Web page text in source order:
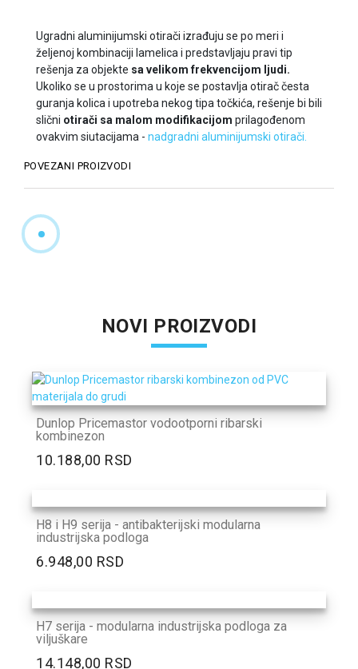
Ugradni aluminijumski otirači izrađuju se po meri i
željenoj kombinaciji lamelica i predstavljaju pravi tip
rešenja za objekte sa velikom frekvencijom ljudi.
Ukoliko se u prostorima u koje se postavlja otirač česta
guranja kolica i upotreba nekog tipa točkića, rešenje bi bili
slični otirači sa malom modifikacijom prilagođenom
ovakvim siutacijama - nadgradni aluminijumski otirači.
POVEZANI PROIZVODI
NOVI PROIZVODI
Dunlop Pricemastor vodootporni ribarski
kombinezon
10.188,00 RSD
H8 i H9 serija - antibakterijski modularna
industrijska podloga
6.948,00 RSD
H7 serija - modularna industrijska podloga za
viljuškare
14.148,00 RSD